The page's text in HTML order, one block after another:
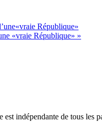
République»
«vraie République» »
indépendante de tous